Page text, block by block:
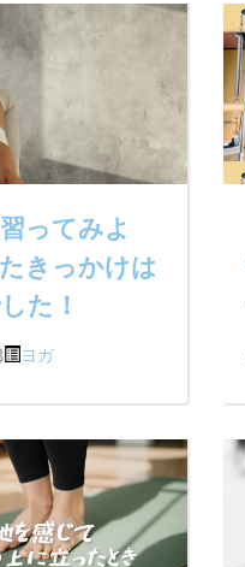
ってみよ
きっかけは
た！
ヨガ